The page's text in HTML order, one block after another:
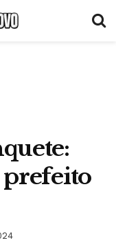
prefeito